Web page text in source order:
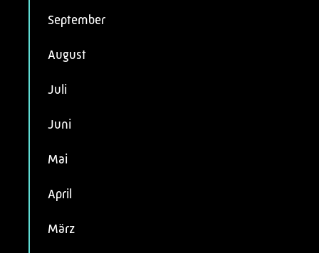
September
August
Juli
Juni
Mai
April
März